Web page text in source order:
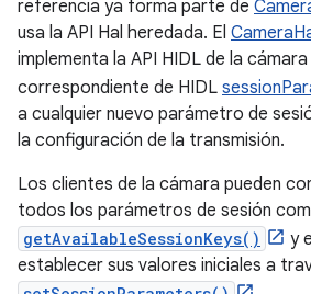
referencia ya forma parte de
usa la API Hal heredada. El
implementa la API HIDL de la
correspondiente de HIDL
a cualquier nuevo parámetro de
la configuración de la transmisión.
Los clientes de la cámara pueden
todos los parámetros de sesión
getAvailableSessionKeys()
y
establecer sus valores iniciales a